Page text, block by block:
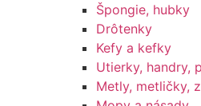
Špongie, hubky
Drôtenky
Kefy a kefky
Utierky, handry,
Metly, metličky,